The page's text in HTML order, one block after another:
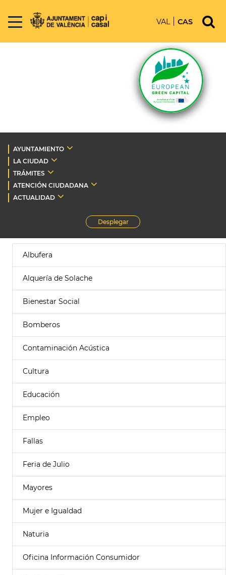
VAL CAS
AYUNTAMIENTO
LA CIUDAD
TRÁMITES
ATENCIÓN CIUDADANA
ACTUALIDAD
Desplegar
Albufera
Alquería de Solache
Bienestar Social
Bomberos
Contaminación Acústica
Cultura
Educación
Empleo
Fallas
Feria de Julio
Mayores
Mujer e Igualdad
Naturia
Oficina Información Consumidor